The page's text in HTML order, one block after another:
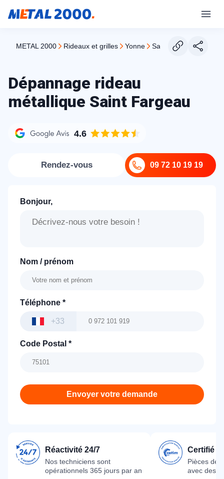
METAL 2000 rideaux et grilles yonne saint fargeau
Dépannage rideau
métallique Saint Fargeau
4.6
09 72 10 19 19
Rendez-vous
Bonjour,
Nom / prénom
Téléphone *
+33
Code Postal *
Envoyer votre demande
Réactivité 24/7
Nos techniciens sont
opérationnels 365 jours par an
Certifié
Pièces
avec des